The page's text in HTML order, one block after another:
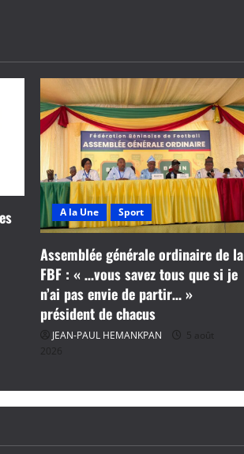
A la Une Sport
Assemblée générale ordinaire de la
FBF : « …vous savez tous que si je
n’ai pas envie de partir… »
président de chacus
JEAN-PAUL HEMANKPAN
5 août
2026